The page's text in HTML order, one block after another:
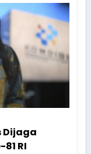
Dijaga
RI